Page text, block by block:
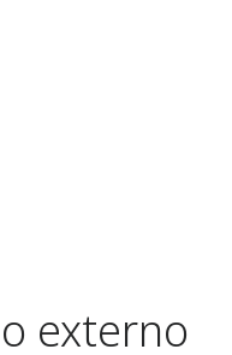
externo